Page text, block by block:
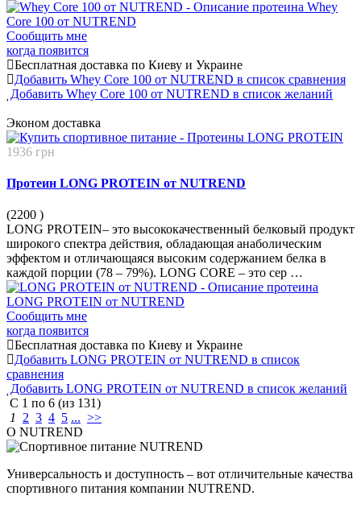
Сообщить мне
когда появится
Бесплатная доставка по Киеву и Украине
Добавить Whey Core 100 от NUTREND в список сравнения
Добавить Whey Core 100 от NUTREND в список желаний
Эконом доставка
1936 грн
Протеин LONG PROTEIN от NUTREND
(2200 )
LONG PROTEIN– это высококачественный белковый продукт
широкого спектра действия, обладающая анаболическим
эффектом и отличающаяся высоким содержанием белка в
каждой порции (78 – 79%). LONG CORE – это сер …
Сообщить мне
когда появится
Бесплатная доставка по Киеву и Украине
Добавить LONG PROTEIN от NUTREND в список
сравнения
Добавить LONG PROTEIN от NUTREND в список желаний
С 1 по 6 (из 131)
1 2 3 4 5 ... >>
О NUTREND
Универсальность и доступность – вот отличительные качества
спортивного питания компании NUTREND.